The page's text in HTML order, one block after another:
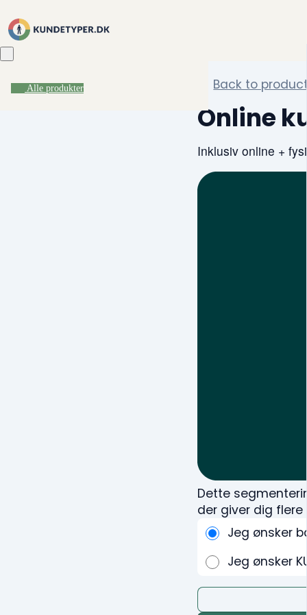
Alle produkter Back to
Online
Inklusiv online +
Dette
der giver dig
Jeg ønsker
Jeg ønsker